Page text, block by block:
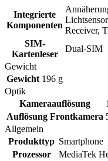
Integrierte
Komponenten
Receiver,
SIM-
Kartenleser
Dual-SIM
Gewicht
Gewicht 196 g
Optik
Kameraauflösung
Auflösung Frontkamera
Allgemein
Produkttyp Smartphone
Prozessor
MediaTek